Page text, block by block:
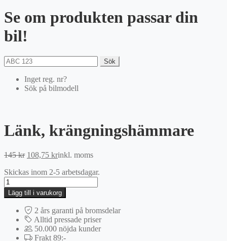
Se om produkten passar din
bil!
Sök
Inget reg. nr?
Sök på bilmodell
Länk, krängningshämmare
145kr Det
priset
145 kr.
108,75 krDet
priset
108,75 kr.
inkl. moms
Skickas inom 2-5 arbetsdagar.
Länk,
krängningshämmare
mängd
Lägg till i varukorg
2 års garanti på bromsdelar
Alltid pressade priser
50.000 nöjda kunder
Frakt 89:-